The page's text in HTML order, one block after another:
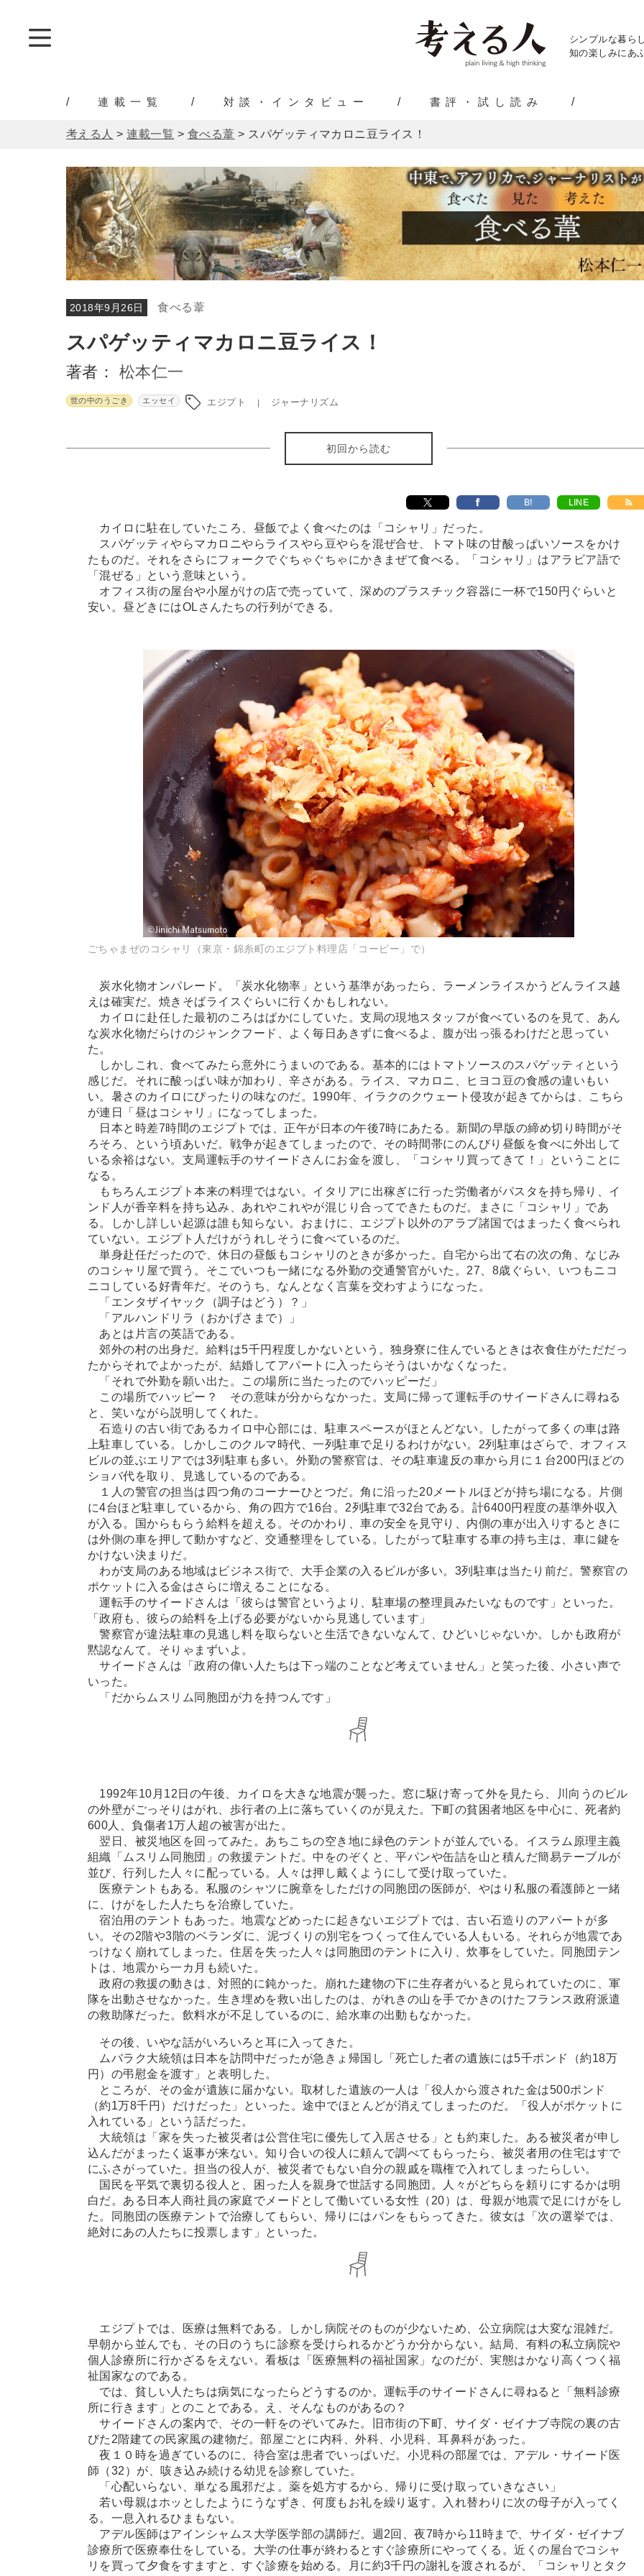
シンプルな暮ら
知の楽しみにあ
連載一覧 対談・インタビュー 書評・試し読み
考える人 >連載一覧 > 食べる葦 > スパゲッティマカロニ豆ライス！
2018年9月26日 食べる葦
スパゲッティマカロニ豆ライス！
著者： 松本仁一
世の中のうごき エッセイ エジプト ジャーナリズム
初回から読む
B! LINE
カイロに駐在していたころ、昼飯でよく食べたのは「コシャリ」だった。
スパゲッティやらマカロニやらライスやら豆やらを混ぜ合せ、トマト味の甘酸っぱいソースをかけ
たものだ。それをさらにフォークでぐちゃぐちゃにかきまぜて食べる。「コシャリ」はアラビア語で
「混ぜる」という意味という。
オフィス街の屋台や小屋がけの店で売っていて、深めのプラスチック容器に一杯で150円ぐらいと
安い。昼どきにはOLさんたちの行列ができる。
ごちゃまぜのコシャリ（東京・錦糸町のエジプト料理店「コーピー」で）
炭水化物オンパレード。「炭水化物率」という基準があったら、ラーメンライスかうどんライス越
えは確実だ。焼きそばライスぐらいに行くかもしれない。
カイロに赴任した最初のころはばかにしていた。支局の現地スタッフが食べているのを見て、あん
な炭水化物だらけのジャンクフード、よく毎日あきずに食べるよ、腹が出っ張るわけだと思ってい
た。
しかしこれ、食べてみたら意外にうまいのである。基本的にはトマトソースのスパゲッティという
感じだ。それに酸っぱい味が加わり、辛さがある。ライス、マカロニ、ヒヨコ豆の食感の違いもい
い。暑さのカイロにぴったりの味なのだ。1990年、イラクのクウェート侵攻が起きてからは、こちら
が連日「昼はコシャリ」になってしまった。
日本と時差7時間のエジプトでは、正午が日本の午後7時にあたる。新聞の早版の締め切り時間がそ
ろそろ、という頃あいだ。戦争が起きてしまったので、その時間帯にのんびり昼飯を食べに外出して
いる余裕はない。支局運転手のサイードさんにお金を渡し、「コシャリ買ってきて！」ということに
なる。
もちろんエジプト本来の料理ではない。イタリアに出稼ぎに行った労働者がパスタを持ち帰り、イ
ンド人が香辛料を持ち込み、あれやこれやが混じり合ってできたものだ。まさに「コシャリ」であ
る。しかし詳しい起源は誰も知らない。おまけに、エジプト以外のアラブ諸国ではまったく食べられ
ていない。エジプト人だけがうれしそうに食べているのだ。
単身赴任だったので、休日の昼飯もコシャリのときが多かった。自宅から出て右の次の角、なじみ
のコシャリ屋で買う。そこでいつも一緒になる外勤の交通警官がいた。27、8歳ぐらい、いつもニコ
ニコしている好青年だ。そのうち、なんとなく言葉を交わすようになった。
「エンタザイヤック（調子はどう）？」
「アルハンドリラ（おかげさまで）」
あとは片言の英語である。
郊外の村の出身だ。給料は5千円程度しかないという。独身寮に住んでいるときは衣食住がただだっ
たからそれでよかったが、結婚してアパートに入ったらそうはいかなくなった。
「それで外勤を願い出た。この場所に当たったのでハッピーだ」
この場所でハッピー？ その意味が分からなかった。支局に帰って運転手のサイードさんに尋ねる
と、笑いながら説明してくれた。
石造りの古い街であるカイロ中心部には、駐車スペースがほとんどない。したがって多くの車は路
上駐車している。しかしこのクルマ時代、一列駐車で足りるわけがない。2列駐車はざらで、オフィス
ビルの並ぶエリアでは3列駐車も多い。外勤の警察官は、その駐車違反の車から月に１台200円ほどの
ショバ代を取り、見逃しているのである。
１人の警官の担当は四つ角のコーナーひとつだ。角に沿った20メートルほどが持ち場になる。片側
に4台ほど駐車しているから、角の四方で16台。2列駐車で32台である。計6400円程度の基準外収入
が入る。国からもらう給料を超える。そのかわり、車の安全を見守り、内側の車が出入りするときに
は外側の車を押して動かすなど、交通整理をしている。したがって駐車する車の持ち主は、車に鍵を
かけない決まりだ。
わが支局のある地域はビジネス街で、大手企業の入るビルが多い。3列駐車は当たり前だ。警察官の
ポケットに入る金はさらに増えることになる。
運転手のサイードさんは「彼らは警官というより、駐車場の整理員みたいなものです」といった。
「政府も、彼らの給料を上げる必要がないから見逃しています」
警察官が違法駐車の見逃し料を取らないと生活できないなんて、ひどいじゃないか。しかも政府が
黙認なんて。そりゃまずいよ。
サイードさんは「政府の偉い人たちは下っ端のことなど考えていません」と笑った後、小さい声で
いった。
「だからムスリム同胞団が力を持つんです」
1992年10月12日の午後、カイロを大きな地震が襲った。窓に駆け寄って外を見たら、川向うのビル
の外壁がごっそりはがれ、歩行者の上に落ちていくのが見えた。下町の貧困者地区を中心に、死者約
600人、負傷者1万人超の被害が出た。
翌日、被災地区を回ってみた。あちこちの空き地に緑色のテントが並んでいる。イスラム原理主義
組織「ムスリム同胞団」の救援テントだ。中をのぞくと、平パンや缶詰を山と積んだ簡易テーブルが
並び、行列した人々に配っている。人々は押し戴くようにして受け取っていた。
医療テントもある。私服のシャツに腕章をしただけの同胞団の医師が、やはり私服の看護師と一緒
に、けがをした人たちを治療していた。
宿泊用のテントもあった。地震などめったに起きないエジプトでは、古い石造りのアパートが多
い。その2階や3階のベランダに、泥づくりの別宅をつくって住んでいる人もいる。それらが地震であ
っけなく崩れてしまった。住居を失った人々は同胞団のテントに入り、炊事をしていた。同胞団テン
トは、地震から一カ月も続いた。
政府の救援の動きは、対照的に鈍かった。崩れた建物の下に生存者がいると見られていたのに、軍
隊を出動させなかった。生き埋めを救い出したのは、がれきの山を手でかきのけたフランス政府派遣
の救助隊だった。飲料水が不足しているのに、給水車の出動もなかった。
その後、いやな話がいろいろと耳に入ってきた。
ムバラク大統領は日本を訪問中だったが急きょ帰国し「死亡した者の遺族には5千ポンド（約18万
円）の弔慰金を渡す」と表明した。
ところが、その金が遺族に届かない。取材した遺族の一人は「役人から渡された金は500ポンド
（約1万8千円）だけだった」といった。途中でほとんどが消えてしまったのだ。「役人がポケットに
入れている」という話だった。
大統領は「家を失った被災者は公営住宅に優先して入居させる」とも約束した。ある被災者が申し
込んだがまったく返事が来ない。知り合いの役人に頼んで調べてもらったら、被災者用の住宅はすで
にふさがっていた。担当の役人が、被災者でもない自分の親戚を職権で入れてしまったらしい。
国民を平気で裏切る役人と、困った人を親身で世話する同胞団。人々がどちらを頼りにするかは明
白だ。ある日本人商社員の家庭でメードとして働いている女性（20）は、母親が地震で足にけがをし
た。同胞団の医療テントで治療してもらい、帰りにはパンをもらってきた。彼女は「次の選挙では、
絶対にあの人たちに投票します」といった。
エジプトでは、医療は無料である。しかし病院そのものが少ないため、公立病院は大変な混雑だ。
早朝から並んでも、その日のうちに診察を受けられるかどうか分からない。結局、有料の私立病院や
個人診療所に行かざるをえない。看板は「医療無料の福祉国家」なのだが、実態はかなり高くつく福
祉国家なのである。
では、貧しい人たちは病気になったらどうするのか。運転手のサイードさんに尋ねると「無料診療
所に行きます」とのことである。え、そんなものがあるの？
サイードさんの案内で、その一軒をのぞいてみた。旧市街の下町、サイダ・ゼイナブ寺院の裏の古
びた2階建ての民家風の建物だ。部屋ごとに内科、外科、小児科、耳鼻科があった。
夜１０時を過ぎているのに、待合室は患者でいっぱいだ。小児科の部屋では、アデル・サイード医
師（32）が、咳き込み続ける幼児を診察していた。
「心配いらない、単なる風邪だよ。薬を処方するから、帰りに受け取っていきなさい」
若い母親はホッとしたようにうなずき、何度もお礼を繰り返す。入れ替わりに次の母子が入ってく
る。一息入れるひまもない。
アデル医師はアインシャムス大学医学部の講師だ。週2回、夜7時から11時まで、サイダ・ゼイナブ
診療所で医療奉仕をしている。大学の仕事が終わるとすぐ診療所にやってくる。近くの屋台でコシャ
リを買って夕食をすますと、すぐ診療を始める。月に約3千円の謝礼を渡されるが、「コシャリとタク